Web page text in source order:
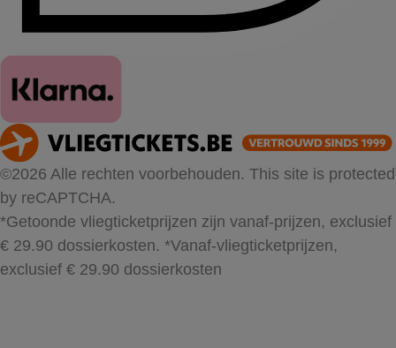
©2026 Alle rechten voorbehouden. This site is protected
by reCAPTCHA.
*Getoonde vliegticketprijzen zijn vanaf-prijzen, exclusief
€ 29.90 dossierkosten. *Vanaf-vliegticketprijzen,
exclusief € 29.90 dossierkosten